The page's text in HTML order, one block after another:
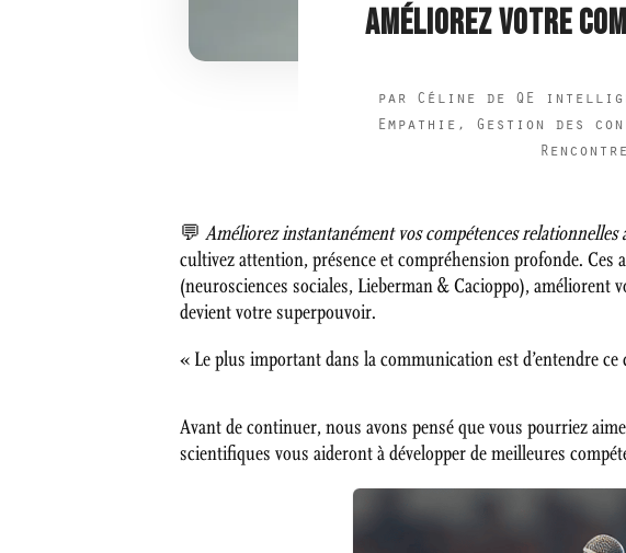
AMÉLIOREZ VOTRE
par Céline de QE
Empathie , Gestion des
💬Améliorez instantanément vos compétences
cultivez attention, présence et compréhension profonde.
(neurosciences sociales, Lieberman & Cacioppo),
devient votre superpouvoir.
« Le plus important dans la communication est d’entendre
Avant de continuer, nous avons pensé que vous pourriez
scientifiques vous aideront à développer de meilleures